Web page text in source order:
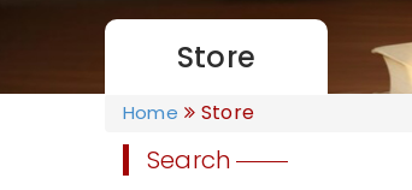
Store
Home Store
Search